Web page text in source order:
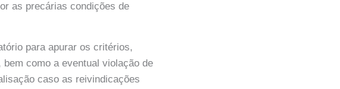
as precárias condições de
para apurar os critérios,
como a eventual violação de
caso as reivindicações